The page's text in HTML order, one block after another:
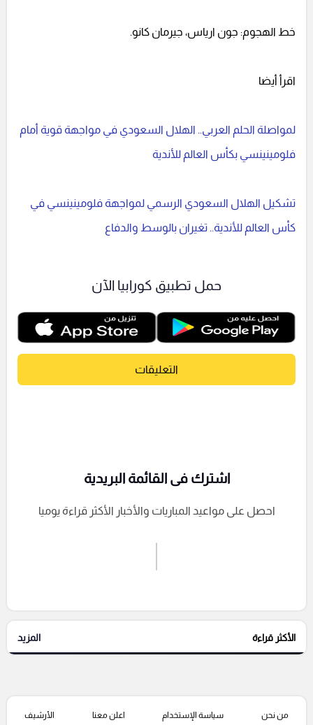
خط الهجوم: جون ارياس، جيرمان كانو.
اقرأ أيضا
لمواصلة الحلم العربي.. الهلال السعودي في مواجهة قوية أمام
فلومينينسي بكأس العالم للأندية
تشكيل الهلال السعودي الرسمي لمواجهة فلومينينسي في
كأس العالم للأندية.. تغيران بالوسط والدفاع
حمل تطبيق كورابيا الآن
التعليقات
إرسال تعليق
التعليقات السابقة
اشترك فى القائمة البريدية
احصل على مواعيد المباريات والأخبار الأكثر قراءة يوميا
الأكثر قراءة المزيد
من نحن سياسة الإستخدام اعلن معنا الأرشيف